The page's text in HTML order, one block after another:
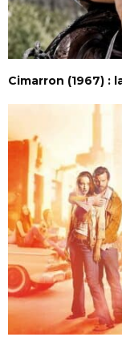
Cimarron (1967) :